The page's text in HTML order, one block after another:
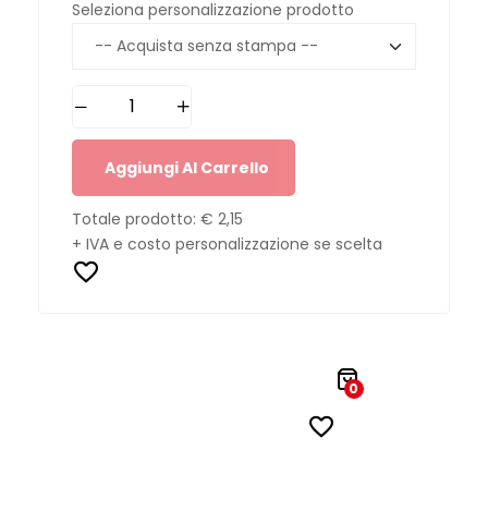
Seleziona personalizzazione prodotto
Aggiungi Al Carrello
Totale prodotto: € 2,15
+ IVA e costo personalizzazione se scelta
0